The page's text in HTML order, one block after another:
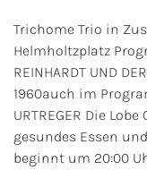
Trichome Trio in
Helmholtzplatz
REINHARDT UND
1960auch im
URTREGER Die
gesundes Essen
beginnt um 20:00